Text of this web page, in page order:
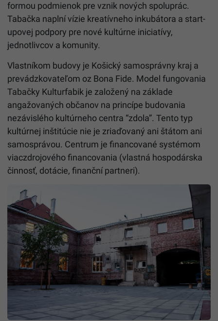
formou podmienok pre vznik nových spoluprác.
Tabačka naplní vízie kreatívneho inkubátora a start-
upovej podpory pre nové kultúrne iniciatívy,
jednotlivcov a komunity.
Vlastníkom budovy je Košický samosprávny kraj a
prevádzkovateľom oz Bona Fide. Model fungovania
Tabačky Kulturfabik je založený na základe
angažovaných občanov na princípe budovania
nezávislého kultúrneho centra “zdola”. Tento typ
kultúrnej inštitúcie nie je zriaďovaný ani štátom ani
samosprávou. Centrum je financované systémom
viaczdrojového financovania (vlastná hospodárska
činnosť, dotácie, finanční partneri).